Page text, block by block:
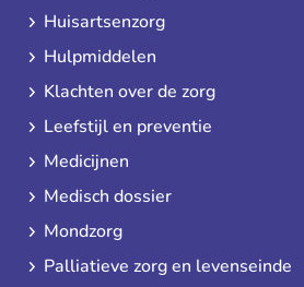
Huisartsenzorg
Hulpmiddelen
Klachten over de zorg
Leefstijl en preventie
Medicijnen
Medisch dossier
Mondzorg
Palliatieve zorg en levenseinde